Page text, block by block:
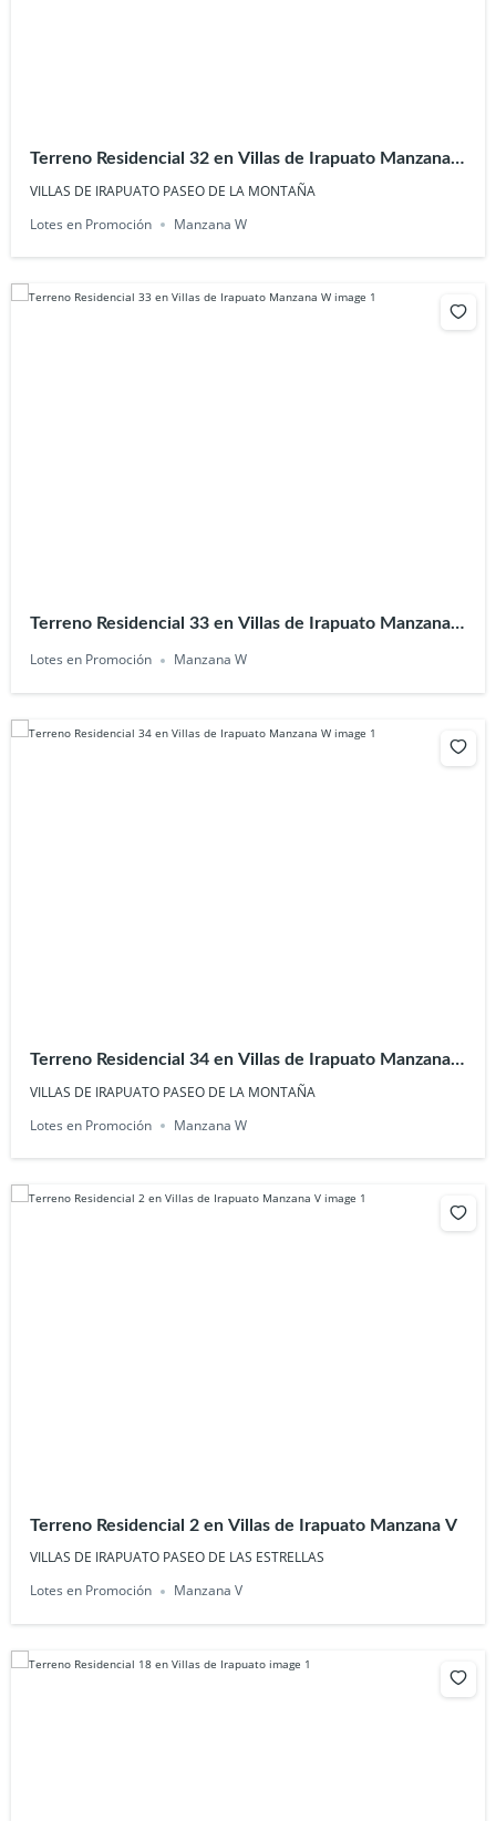
Terreno Residencial 32 en Villas de Irapuato Manzana
W
VILLAS DE IRAPUATO PASEO DE LA MONTAÑA
Lotes en Promoción
Manzana W
Terreno Residencial 33 en Villas de Irapuato Manzana
W
Lotes en Promoción Manzana W
Terreno Residencial 34 en Villas de Irapuato Manzana
W
VILLAS DE IRAPUATO PASEO DE LA MONTAÑA
Lotes en Promoción
Manzana W
Terreno Residencial 2 en Villas de Irapuato Manzana V
VILLAS DE IRAPUATO PASEO DE LAS ESTRELLAS
Lotes en Promoción
Manzana V